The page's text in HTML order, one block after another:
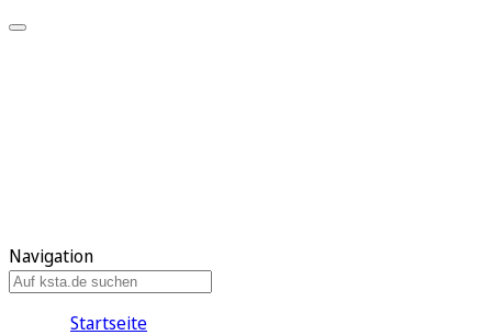
Navigation
Startseite